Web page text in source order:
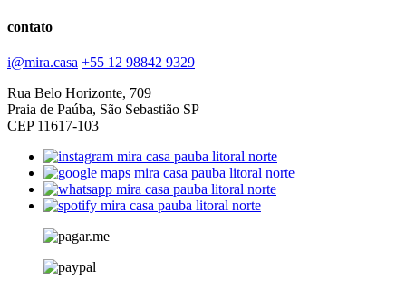
contato
i@mira.casa +55 12 98842 9329
Rua Belo Horizonte, 709
Praia de Paúba, São Sebastião SP
CEP 11617-103